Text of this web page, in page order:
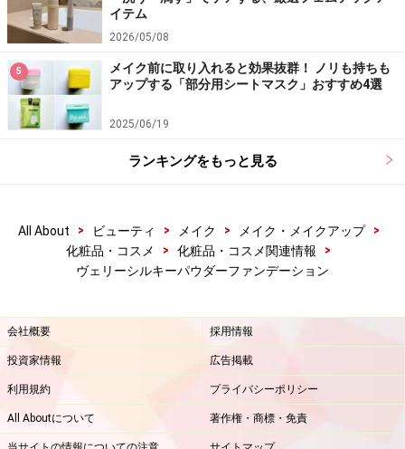
イテム
2026/05/08
5
メイク前に取り入れると効果抜群！ ノリも持ちも
アップする「部分用シートマスク」おすすめ4選
2025/06/19
ランキングをもっと見る
All About > ビューティ > メイク > メイク・メイクアップ
>
化粧品・コスメ
> 化粧品・コスメ関連情報
>
ヴェリーシルキーパウダーファンデーション
会社概要 採用情報
投資家情報 広告掲載
利用規約 プライバシーポリシー
All Aboutについて 著作権・商標・免責